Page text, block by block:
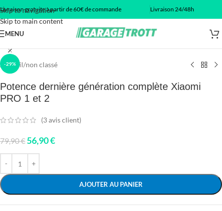
Skip to navigation
Skip to main content
Livraison gratuite à partir de 60€ de commande Livraison 24/48h
MENU
-29%
Accueil/non classé
Potence dernière génération complète Xiaomi
PRO 1 et 2
(3avis client)
79,90€56,90€
AJOUTER AU PANIER